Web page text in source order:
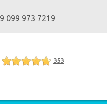
099 973 7219
353